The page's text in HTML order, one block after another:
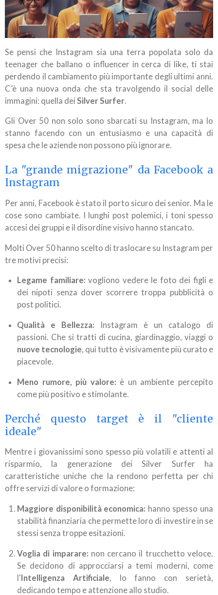
Se pensi che Instagram sia una terra popolata solo da
teenager che ballano o influencer in cerca di like, ti stai
perdendo il cambiamento più importante degli ultimi anni.
C’è una nuova onda che sta travolgendo il social delle
immagini: quella dei Silver Surfer.
Gli Over 50 non solo sono sbarcati su Instagram, ma lo
stanno facendo con un entusiasmo e una capacità di
spesa che le aziende non possono più ignorare.
La "grande migrazione" da Facebook a
Instagram
Per anni, Facebook è stato il porto sicuro dei senior. Ma le
cose sono cambiate. I lunghi post polemici, i toni spesso
accesi dei gruppi e il disordine visivo hanno stancato.
Molti Over 50 hanno scelto di traslocare su Instagram per
tre motivi precisi:
Legame familiare: vogliono vedere le foto dei figli e
dei nipoti senza dover scorrere troppa pubblicità o
post politici.
Qualità e Bellezza: Instagram è un catalogo di
passioni. Che si tratti di cucina, giardinaggio, viaggi o
nuove tecnologie, qui tutto è visivamente più curato e
piacevole.
Meno rumore, più valore: è un ambiente percepito
come più positivo e stimolante.
Perché questo target è il "cliente
ideale"
Mentre i giovanissimi sono spesso più volatili e attenti al
risparmio, la generazione dei Silver Surfer ha
caratteristiche uniche che la rendono perfetta per chi
offre servizi di valore o formazione:
Maggiore disponibilità economica: hanno spesso una
stabilità finanziaria che permette loro di investire in se
stessi senza troppe esitazioni.
Voglia di imparare: non cercano il trucchetto veloce.
Se decidono di approcciarsi a temi moderni, come
l'Intelligenza Artificiale, lo fanno con serietà,
dedicando tempo e attenzione allo studio.